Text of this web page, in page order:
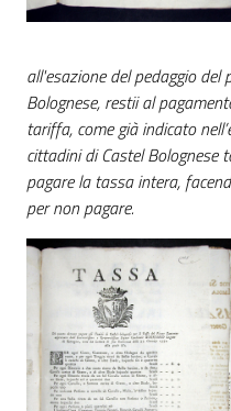
Chiedi al
bibliotecario
Avvisi
all'esazione del pedaggio
Bolognese, restii al
tariffa, come già indicato
cittadini di Castel Bolognese
pagare la tassa intera,
per non pagare.